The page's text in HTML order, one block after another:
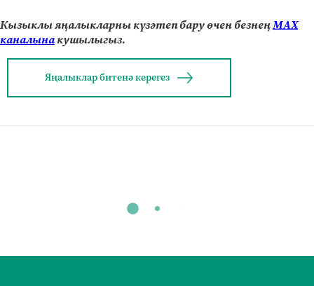
Кызыклы яңалыкларны күзәтеп бару өчен безнеңМАХ
каналынакушылыгыз.
Яңалыклар битенә керегез